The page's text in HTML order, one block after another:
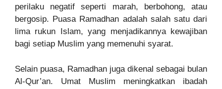
perilaku negatif seperti marah, berbohong, atau
bergosip. Puasa Ramadhan adalah salah satu dari
lima rukun Islam, yang menjadikannya kewajiban
bagi setiap Muslim yang memenuhi syarat.
Selain puasa, Ramadhan juga dikenal sebagai bulan
Al-Qur’an. Umat Muslim meningkatkan ibadah